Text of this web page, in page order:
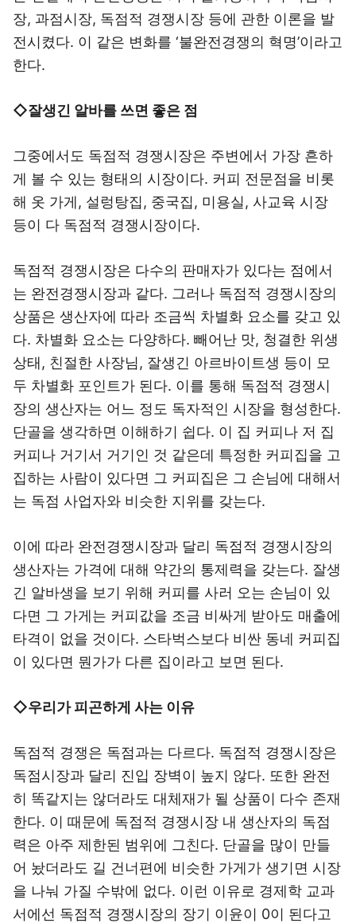
장, 과점시장, 독점적 경쟁시장 등에 관한 이론을 발
전시켰다. 이 같은 변화를 ‘불완전경쟁의 혁명’이라고
한다.
◇잘생긴 알바를 쓰면 좋은 점
그중에서도 독점적 경쟁시장은 주변에서 가장 흔하
게 볼 수 있는 형태의 시장이다. 커피 전문점을 비롯
해 옷 가게, 설렁탕집, 중국집, 미용실, 사교육 시장
등이 다 독점적 경쟁시장이다.
독점적 경쟁시장은 다수의 판매자가 있다는 점에서
는 완전경쟁시장과 같다. 그러나 독점적 경쟁시장의
상품은 생산자에 따라 조금씩 차별화 요소를 갖고 있
다. 차별화 요소는 다양하다. 빼어난 맛, 청결한 위생
상태, 친절한 사장님, 잘생긴 아르바이트생 등이 모
두 차별화 포인트가 된다. 이를 통해 독점적 경쟁시
장의 생산자는 어느 정도 독자적인 시장을 형성한다.
단골을 생각하면 이해하기 쉽다. 이 집 커피나 저 집
커피나 거기서 거기인 것 같은데 특정한 커피집을 고
집하는 사람이 있다면 그 커피집은 그 손님에 대해서
는 독점 사업자와 비슷한 지위를 갖는다.
이에 따라 완전경쟁시장과 달리 독점적 경쟁시장의
생산자는 가격에 대해 약간의 통제력을 갖는다. 잘생
긴 알바생을 보기 위해 커피를 사러 오는 손님이 있
다면 그 가게는 커피값을 조금 비싸게 받아도 매출에
타격이 없을 것이다. 스타벅스보다 비싼 동네 커피집
이 있다면 뭔가가 다른 집이라고 보면 된다.
◇우리가 피곤하게 사는 이유
독점적 경쟁은 독점과는 다르다. 독점적 경쟁시장은
독점시장과 달리 진입 장벽이 높지 않다. 또한 완전
히 똑같지는 않더라도 대체재가 될 상품이 다수 존재
한다. 이 때문에 독점적 경쟁시장 내 생산자의 독점
력은 아주 제한된 범위에 그친다. 단골을 많이 만들
어 놨더라도 길 건너편에 비슷한 가게가 생기면 시장
을 나눠 가질 수밖에 없다. 이런 이유로 경제학 교과
서에선 독점적 경쟁시장의 장기 이윤이 0이 된다고